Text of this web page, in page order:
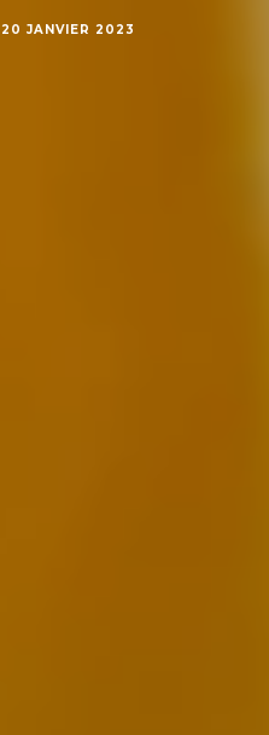
20 JANVIER 2023